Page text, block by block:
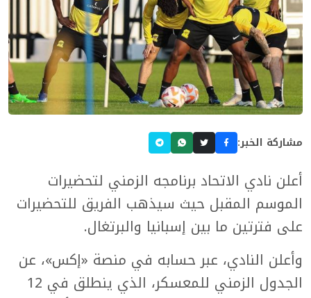
مشاركة الخبر:
أعلن نادي الاتحاد برنامجه الزمني لتحضيرات
الموسم المقبل حيث سيذهب الفريق للتحضيرات
على فترتين ما بين إسبانيا والبرتغال.
وأعلن النادي، عبر حسابه في منصة «إكس»، عن
الجدول الزمني للمعسكر، الذي ينطلق في 12